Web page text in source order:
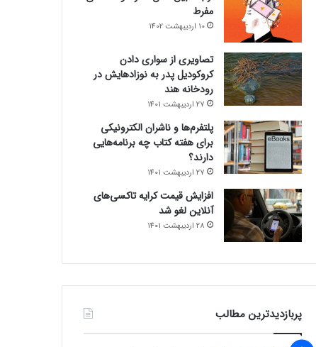
مفرط
10 اردیبهشت 1402
تصاویری از سواری دادن
کروکودیل پدر به نوزادهایش در
رودخانه هند
27 اردیبهشت 1401
پلتفرم‌ها و ناشران الکترونیکی
برای هفته کتاب چه برنامه‌هایی
دارند؟
27 اردیبهشت 1401
افزایش قیمت کرایه تاکسی‌های
آنلاین لغو شد
28 اردیبهشت 1401
پربازدیدترین مطالب